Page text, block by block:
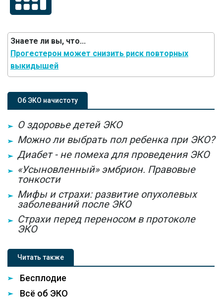
Знаете ли вы, что...
Прогестерон может снизить риск повторных
выкидышей
Об ЭКО начистоту
О здоровье детей ЭКО
Можно ли выбрать пол ребенка при ЭКО?
Диабет - не помеха для проведения ЭКО
«Усыновленный» эмбрион. Правовые
тонкости
Мифы и страхи: развитие опухолевых
заболеваний после ЭКО
Страхи перед переносом в протоколе
ЭКО
Читать также
Бесплодие
Всё об ЭКО